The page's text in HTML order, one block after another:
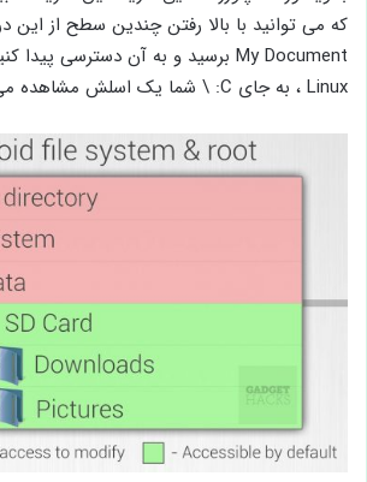
که می توانید با بالا رفتن چندین سطح از این
Linux ، به جای C: \ شما یک اسلش مشاهده می کنید.